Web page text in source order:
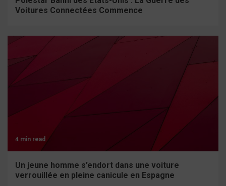
Voitures Connectées Commence
4 min read
Un jeune homme s’endort dans une voiture
verrouillée en pleine canicule en Espagne